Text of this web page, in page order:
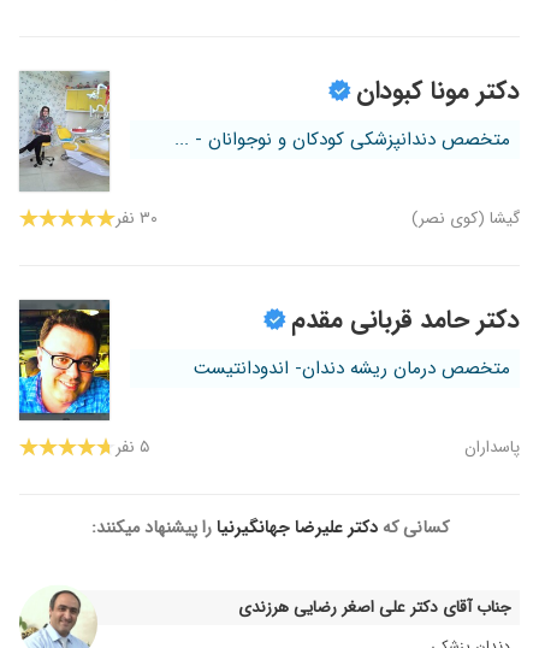
دکتر مونا کبودان
متخصص دندانپزشکی کودکان و نوجوانان - ...
گیشا (کوی نصر) ۳۰ نفر
دکتر حامد قربانی مقدم
متخصص درمان ریشه دندان- اندودانتیست
پاسداران ۵ نفر
کسانی کهدکتر علیرضا جهانگیرنیارا پیشنهاد میکنند:
جناب آقای دکتر علی اصغر رضایی هرزندی